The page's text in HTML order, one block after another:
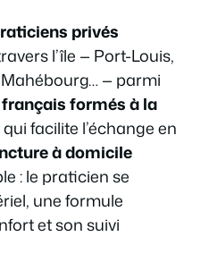
privés
l’île — Port-Louis,
— parmi
formés à la
qui facilite l’échange en
à domicile
: le praticien se
une formule
et son suivi